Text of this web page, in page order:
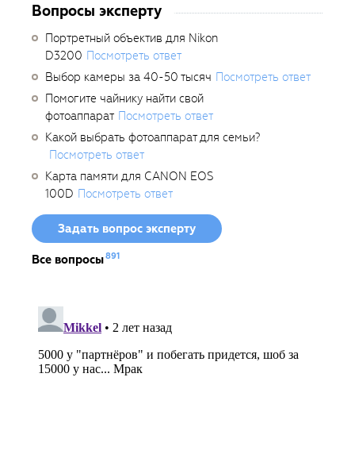
Вопросы эксперту
Портретный объектив для Nikon
D3200 Посмотреть ответ
Выбор камеры за 40-50 тысяч Посмотреть ответ
Помогите чайнику найти свой
фотоаппарат Посмотреть ответ
Какой выбрать фотоаппарат для семьи?
Посмотреть ответ
Карта памяти для CANON EOS
100D Посмотреть ответ
Задать вопрос эксперту
Все вопросы891